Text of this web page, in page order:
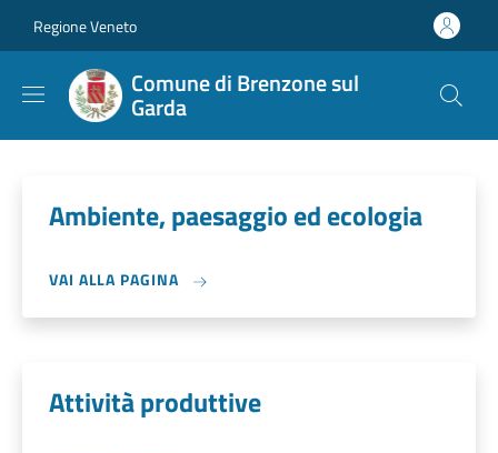
Regione Veneto
Comune di Brenzone sul
Garda
Ambiente, paesaggio ed ecologia
VAI ALLA PAGINA
Attività produttive